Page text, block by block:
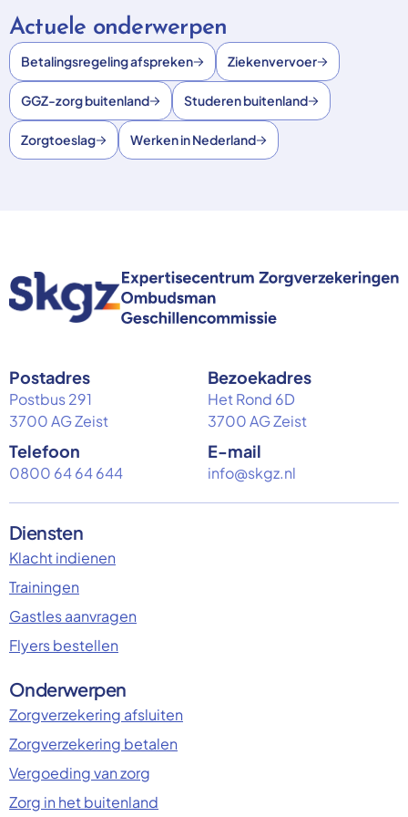
Actuele onderwerpen
Betalingsregeling afspreken Ziekenvervoer
GGZ-zorg buitenland Studeren buitenland
Zorgtoeslag Werken in Nederland
Postadres
Postbus 291
3700 AG Zeist
Bezoekadres
Het Rond 6D
3700 AG Zeist
Telefoon
0800 64 64 644
E-mail
info@skgz.nl
Diensten
Klacht indienen
Trainingen
Gastles aanvragen
Flyers bestellen
Onderwerpen
Zorgverzekering afsluiten
Zorgverzekering betalen
Vergoeding van zorg
Zorg in het buitenland